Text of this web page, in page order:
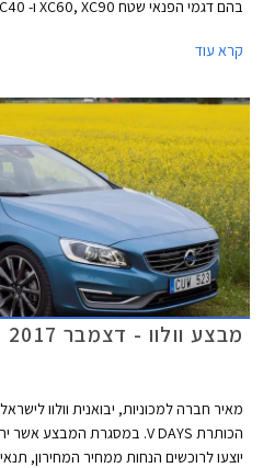
דגמים ההופכים למובילים בקטגוריות
לעובדה שבעלת הבית החדשה השאירה
תוך סיוע במימון פרויקטים המצריכים
קרא עוד
מבצע וולוו - דצמבר 2017
מאיר חברה למכוניות, יבואנית וולוו
יוצעו לרוכשים הנחות ממחיר המחירון, תנאי